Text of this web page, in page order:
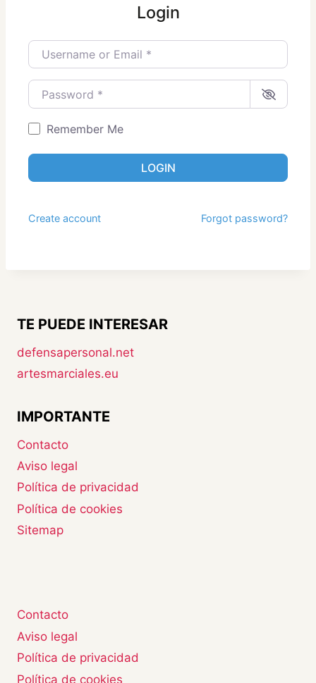
Login
Username or Email
Password
Remember Me
LOGIN
Create account Forgot password?
TE PUEDE INTERESAR
defensapersonal.net
artesmarciales.eu
IMPORTANTE
Contacto
Aviso legal
Política de privacidad
Política de cookies
Sitemap
Contacto
Aviso legal
Política de privacidad
Política de cookies